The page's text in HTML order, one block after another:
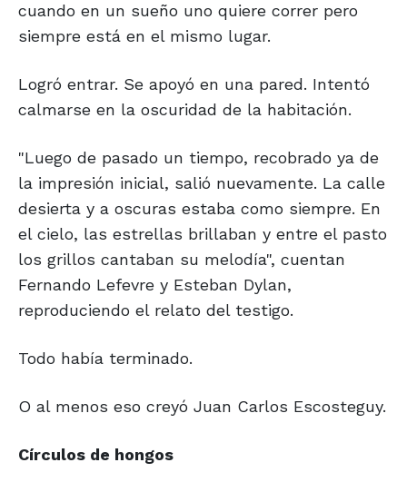
cuando en un sueño uno quiere correr pero
siempre está en el mismo lugar.
Logró entrar. Se apoyó en una pared. Intentó
calmarse en la oscuridad de la habitación.
"Luego de pasado un tiempo, recobrado ya de
la impresión inicial, salió nuevamente. La calle
desierta y a oscuras estaba como siempre. En
el cielo, las estrellas brillaban y entre el pasto
los grillos cantaban su melodía", cuentan
Fernando Lefevre y Esteban Dylan,
reproduciendo el relato del testigo.
Todo había terminado.
O al menos eso creyó Juan Carlos Escosteguy.
Círculos de hongos